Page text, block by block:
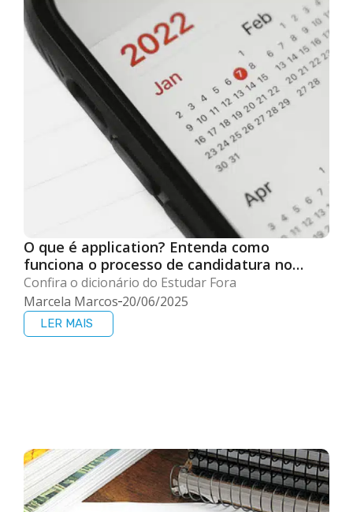
O que é application? Entenda como
funciona o processo de candidatura no
exterior
Confira o dicionário do Estudar Fora
Marcela Marcos 20/06/2025
LER MAIS